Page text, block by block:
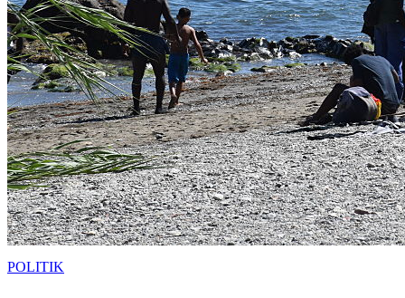
POLITIK